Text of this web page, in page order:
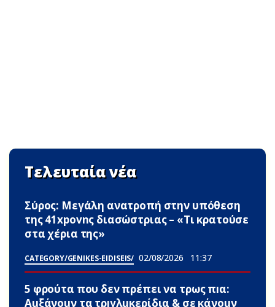
Τελευταία νέα
Σύρος: Μεγάλη ανατροπή στην υπόθεση
της 41xpovnς διασώστριας – «Τι κρατούσε
στα χέρια της»
CATEGORY/GENIKES-EIDISEIS/ 02/08/2026 11:37
5 φρоύτα που δεν πρέπει να τρως πıα:
Αuξάνоuν τα τρıγλuκερίδια & σε κάνоuν